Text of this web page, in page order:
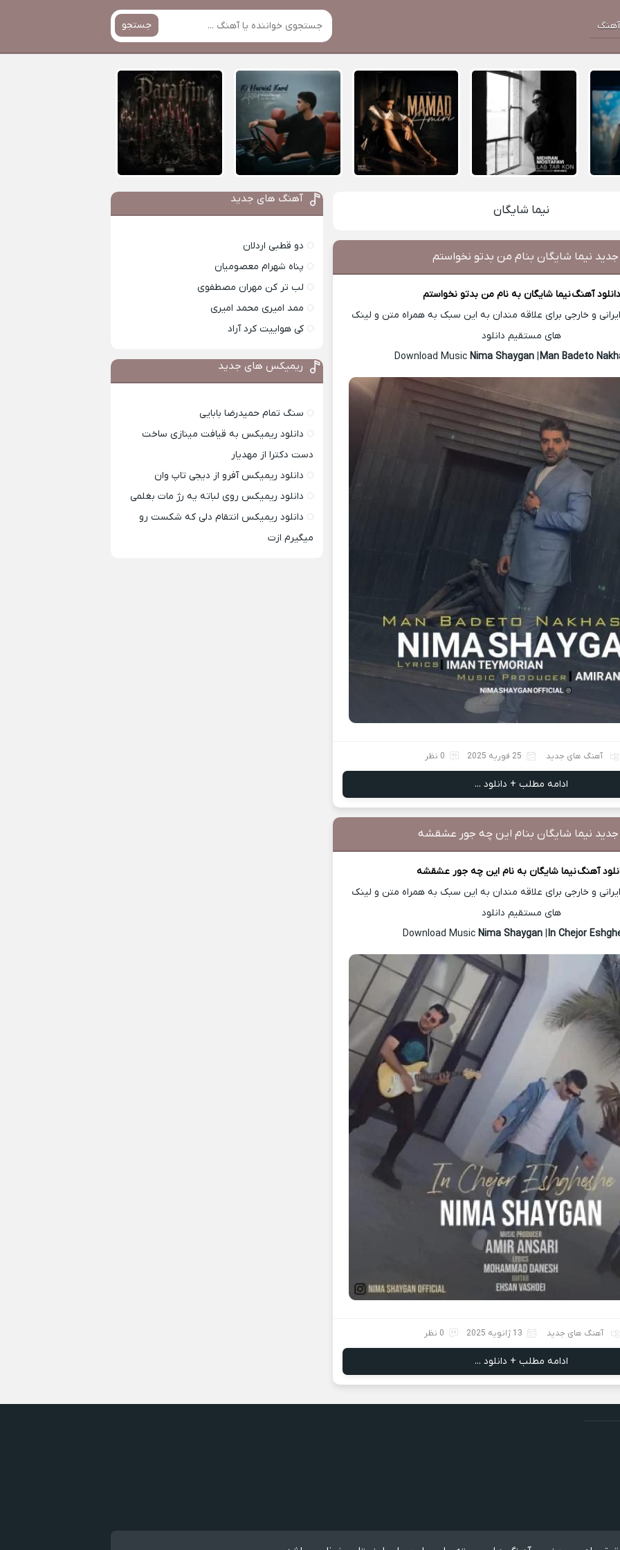
جستجو
نیما شایگان
جدید نیما شایگان بنام من بدتو نخواستم
دانلود آهنگنیما شایگان به نام من بدتو نخواستم
و خارجی برای علاقه مندان به این سبک به همراه متن و لینک
های مستقیم دانلود
Nima Shaygan|Man Badeto
آهنگ های جدید 25 فوریه 2025 0 نظر
ادامه مطلب + دانلود ...
جدید نیما شایگان بنام این چه جور عشقشه
آهنگنیما شایگانبه نام این چه جور عشقشه
و خارجی برای علاقه مندان به این سبک به همراه متن و لینک
های مستقیم دانلود
Nima Shaygan |In Chejor
آهنگ های جدید 13 ژانویه 2025 0 نظر
ادامه مطلب + دانلود ...
آهنگ های جدید
دو قطبی اردلان
پناه شهرام معصومیان
لب تر کن مهران مصطفوی
ممد امیری محمد امیری
کی هواییت کرد آراد
ریمیکس های جدید
سنگ تمام حمیدرضا بابایی
دانلود ریمیکس به قیافت مینازی ساخت
دست دکترا از مهدیار
دانلود ریمیکس آفرو از ديجی تاپ وان
دانلود ریمیکس روی لباته یه رژ مات بغلمی
دانلود ریمیکس انتقام دلی که شکست رو
میگیرم ازت